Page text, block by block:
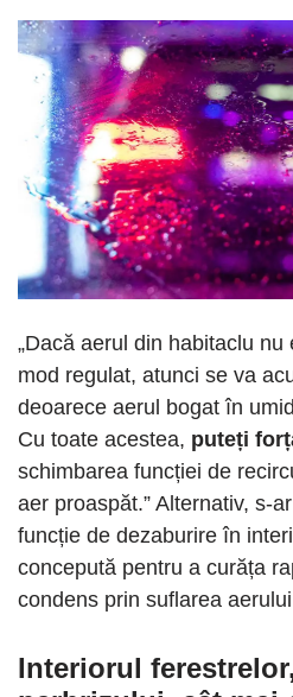
„Dacă aerul din habitaclu
mod regulat, atunci se va
deoarece aerul bogat în
Cu toate acestea, puteți
schimbarea funcției de
aer proaspăt.” Alternativ, s-
funcție de dezaburire în
concepută pentru a curăța
condens prin suflarea
Interiorul